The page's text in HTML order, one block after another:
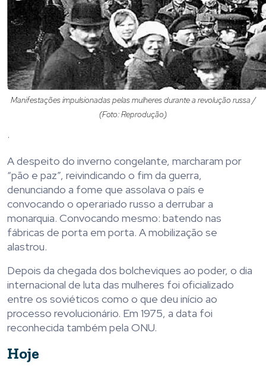
Manifestações impulsionadas pelas mulheres durante a revolução russa /
(Foto: Reprodução)
.
A despeito do inverno congelante, marcharam por
“pão e paz”, reivindicando o fim da guerra,
denunciando a fome que assolava o país e
convocando o operariado russo a derrubar a
monarquia. Convocando mesmo: batendo nas
fábricas de porta em porta. A mobilização se
alastrou.
Depois da chegada dos bolcheviques ao poder, o dia
internacional de luta das mulheres foi oficializado
entre os soviéticos como o que deu início ao
processo revolucionário. Em 1975, a data foi
reconhecida também pela ONU.
Hoje